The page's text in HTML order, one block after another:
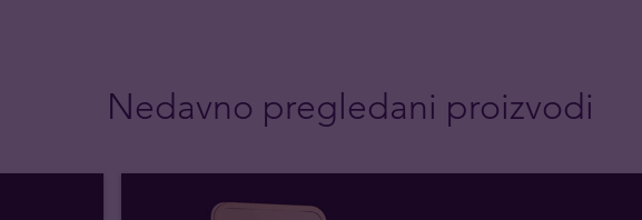
Nedavno pregledani proizvodi